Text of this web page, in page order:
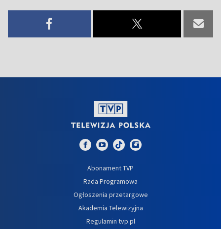
Abonament TVP
Rada Programowa
Ogłoszenia przetargowe
Akademia Telewizyjna
Regulamin tvp.pl